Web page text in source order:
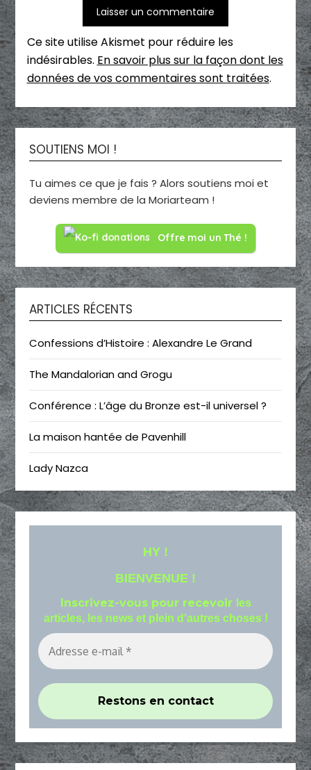
Ce site utilise Akismet pour réduire les
indésirables. En savoir plus sur la façon dont les
données de vos commentaires sont traitées.
SOUTIENS MOI !
Tu aimes ce que je fais ? Alors soutiens moi et
deviens membre de la Moriarteam !
Offre moi un Thé !
ARTICLES RÉCENTS
Confessions d’Histoire : Alexandre Le Grand
The Mandalorian and Grogu
Conférence : L’âge du Bronze est-il universel ?
La maison hantée de Pavenhill
Lady Nazca
HY !
BIENVENUE !
Inscrivez-vous pour recevoir les
articles, les news et plein d'autres choses !